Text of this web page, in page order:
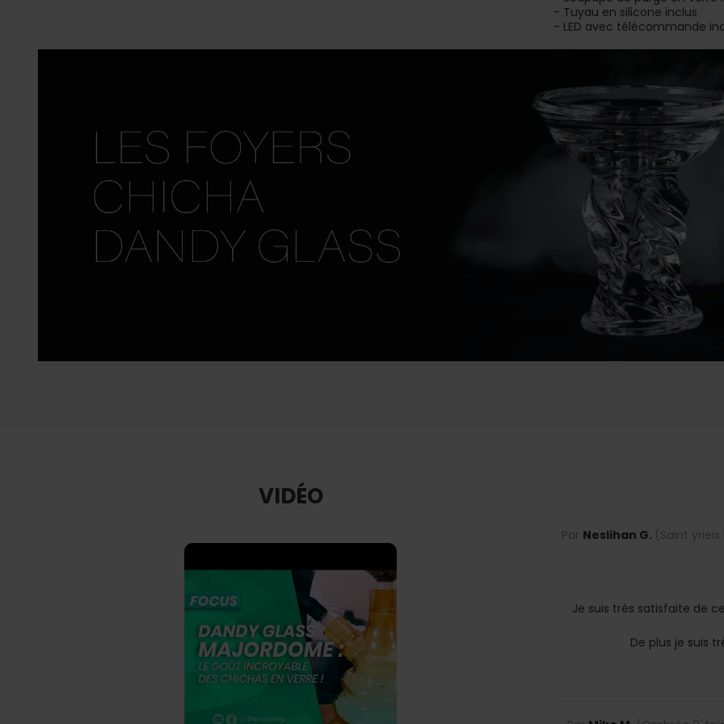
- Tuyau en silicone inclus
- LED avec télécommande
VIDÉO
Par Neslihan G. (Saint
Je suis très satisfaite de
De plus je suis